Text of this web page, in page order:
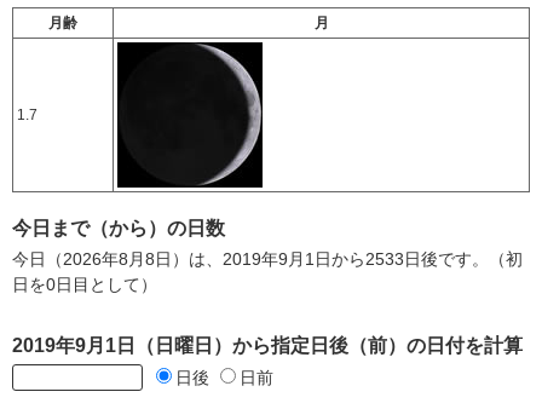
月齢 月
1.7
今日まで（から）の日数
今日（2026年8月8日）は、2019年9月1日から2533日後です。（初
日を0日目として）
2019年9月1日（日曜日）から指定日後（前）の日付を計算
日後 日前